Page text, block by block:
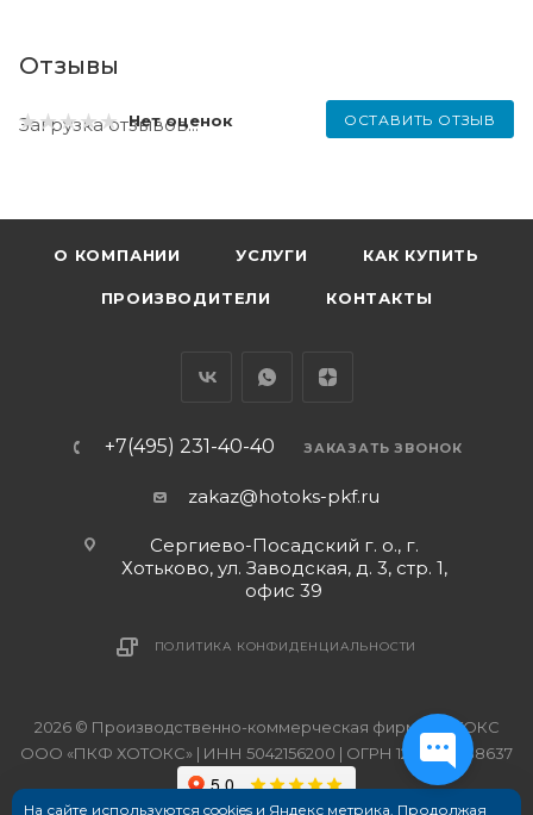
Отзывы
Нет оценок ОСТАВИТЬ ОТЗЫВ
Загрузка отзывов...
О КОМПАНИИ УСЛУГИ КАК КУПИТЬ
ПРОИЗВОДИТЕЛИ КОНТАКТЫ
+7(495) 231-40-40 ЗАКАЗАТЬ ЗВОНОК
zakaz@hotoks-pkf.ru
Сергиево-Посадский г. о., г.
Хотьково, ул. Заводская, д. 3, стр. 1,
офис 39
ПОЛИТИКА КОНФИДЕНЦИАЛЬНОСТИ
2026 © Производственно-коммерческая фирма ХОТОКС
ООО «ПКФ ХОТОКС» | ИНН 5042156200 | ОГРН 1215000038637
На сайте используются cookies и Яндекс метрика. Продолжая